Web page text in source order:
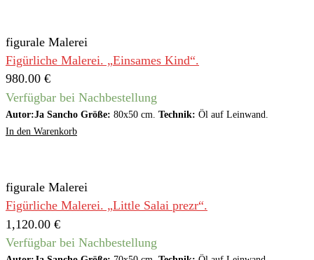
figurale Malerei
Figürliche Malerei. „Einsames Kind“.
980.00 €
Verfügbar bei Nachbestellung
Autor:Ja Sancho Größe: 80x50 cm. Technik: Öl auf Leinwand.
In den Warenkorb
figurale Malerei
Figürliche Malerei. „Little Salai prezr“.
1,120.00 €
Verfügbar bei Nachbestellung